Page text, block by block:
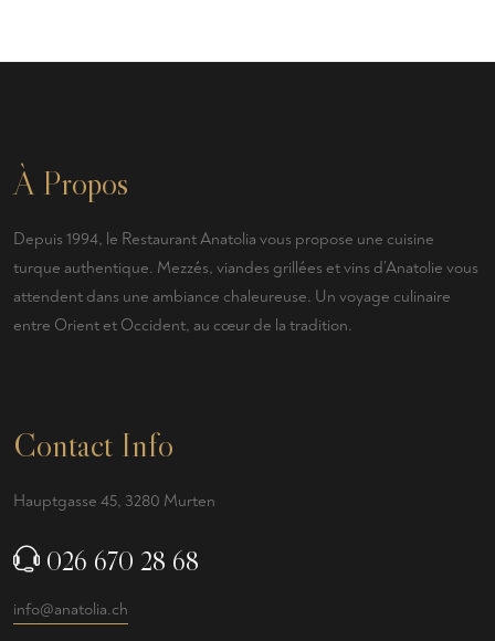
À Propos
Depuis 1994, le Restaurant Anatolia vous propose une cuisine
turque authentique. Mezzés, viandes grillées et vins d’Anatolie vous
attendent dans une ambiance chaleureuse. Un voyage culinaire
entre Orient et Occident, au cœur de la tradition.
Contact Info
Hauptgasse 45, 3280 Murten
026 670 28 68
info@anatolia.ch